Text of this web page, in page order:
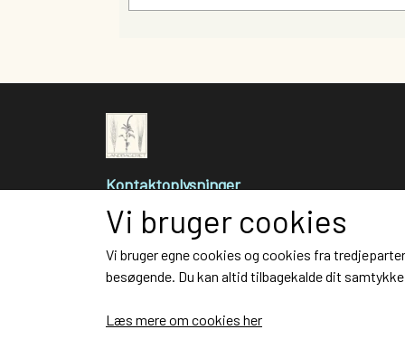
Kontaktoplysninger
LANDBAGERIET ApS
Frederiksborggade 29
1360 København K
Telefon: 25146415
Vi bruger cookies
Vi bruger egne cookies og cookies fra
besøgende. Du kan altid tilbagekalde dit
Læs mere om cookies her